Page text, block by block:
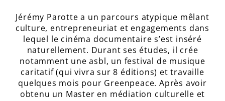
Jérémy Parotte a un parcours atypique mêlant
culture, entrepreneuriat et engagements dans
lequel le cinéma documentaire s’est inséré
naturellement. Durant ses études, il crée
notamment une asbl, un festival de musique
caritatif (qui vivra sur 8 éditions) et travaille
quelques mois pour Greenpeace. Après avoir
obtenu un Master en médiation culturelle et